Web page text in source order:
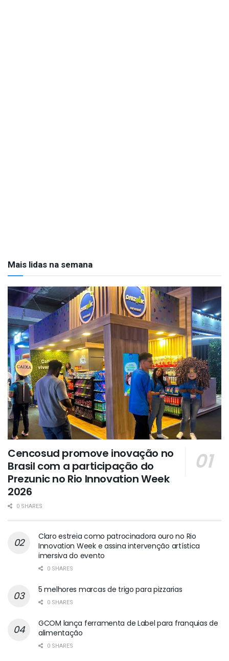
Mais lidas na semana
Cencosud promove inovação no
Brasil com a participação do
Prezunic no Rio Innovation Week
2026
0 SHARES
Claro estreia como patrocinadora ouro no Rio
Innovation Week e assina intervenção artística
imersiva do evento
0 SHARES
5 melhores marcas de trigo para pizzarias
0 SHARES
GCOM lança ferramenta de Label para franquias de
alimentação
0 SHARES